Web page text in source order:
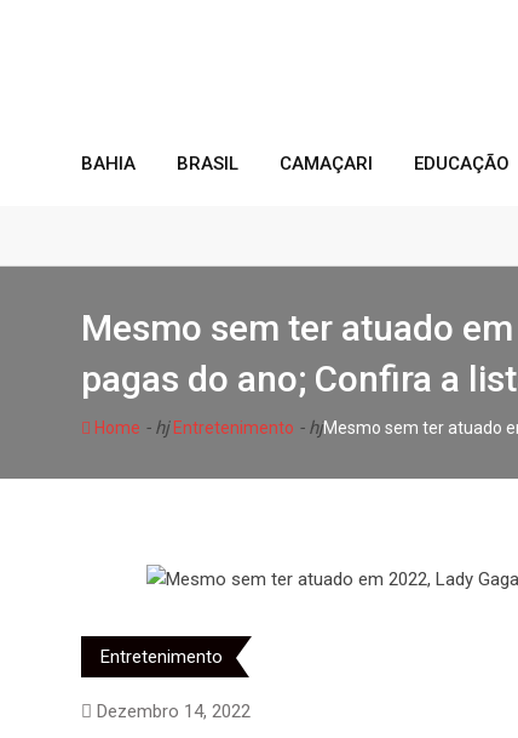
BAHIA BRASIL CAMAÇARI EDUCAÇÃO
Mesmo sem ter atuado
pagas do ano; Confira a
Home - hjEntretenimento - hjMesmo sem ter atuado
Entretenimento
Dezembro 14, 2022